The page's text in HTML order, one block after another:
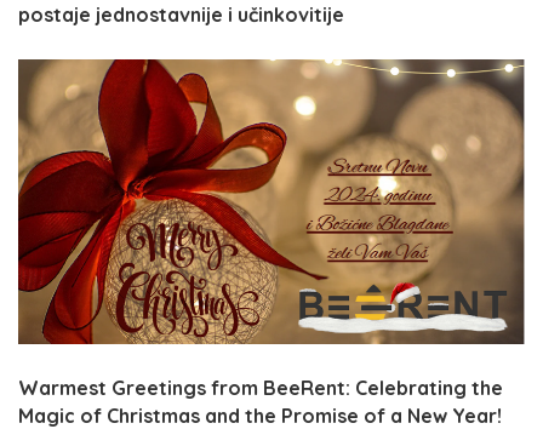
postaje jednostavnije i učinkovitije
Warmest Greetings from BeeRent: Celebrating the
Magic of Christmas and the Promise of a New Year!